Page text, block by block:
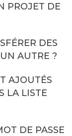
PROJET DE
DES
AUTRE ?
AJOUTÉS
LA LISTE
DE PASSE